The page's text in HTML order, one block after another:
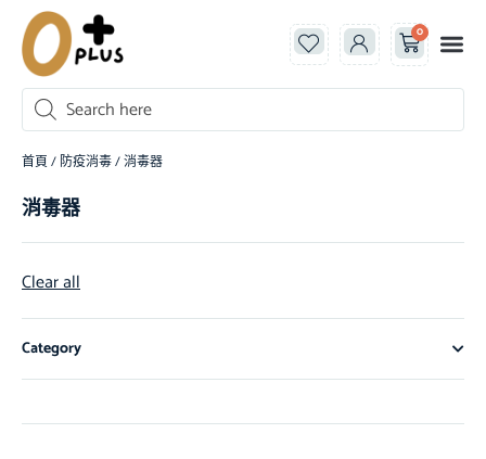
0
首頁/ 防疫消毒/ 消毒器
消毒器
Clear all
Category